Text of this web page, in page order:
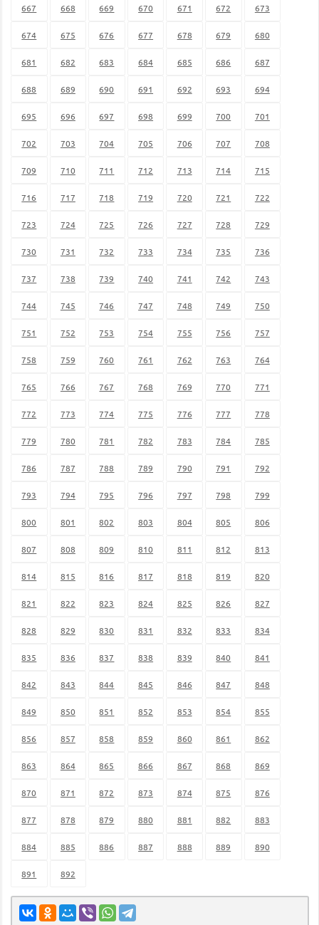
667 668 669 670 671 672 673
674 675 676 677 678 679 680
681 682 683 684 685 686 687
688 689 690 691 692 693 694
695 696 697 698 699 700 701
702 703 704 705 706 707 708
709 710 711 712 713 714 715
716 717 718 719 720 721 722
723 724 725 726 727 728 729
730 731 732 733 734 735 736
737 738 739 740 741 742 743
744 745 746 747 748 749 750
751 752 753 754 755 756 757
758 759 760 761 762 763 764
765 766 767 768 769 770 771
772 773 774 775 776 777 778
779 780 781 782 783 784 785
786 787 788 789 790 791 792
793 794 795 796 797 798 799
800 801 802 803 804 805 806
807 808 809 810 811 812 813
814 815 816 817 818 819 820
821 822 823 824 825 826 827
828 829 830 831 832 833 834
835 836 837 838 839 840 841
842 843 844 845 846 847 848
849 850 851 852 853 854 855
856 857 858 859 860 861 862
863 864 865 866 867 868 869
870 871 872 873 874 875 876
877 878 879 880 881 882 883
884 885 886 887 888 889 890
891 892